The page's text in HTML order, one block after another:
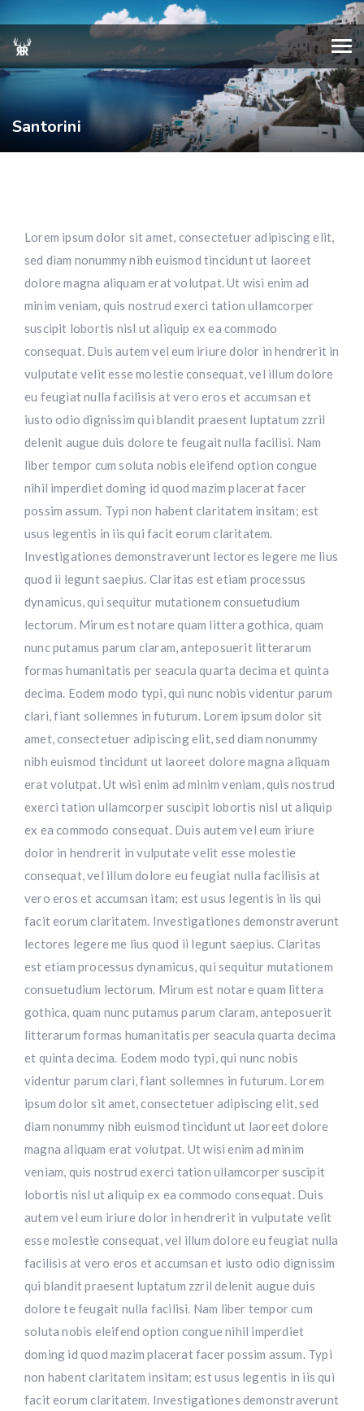
Santorini
Lorem ipsum dolor sit amet, consectetuer adipiscing elit,
sed diam nonummy nibh euismod tincidunt ut laoreet
dolore magna aliquam erat volutpat. Ut wisi enim ad
minim veniam, quis nostrud exerci tation ullamcorper
suscipit lobortis nisl ut aliquip ex ea commodo
consequat. Duis autem vel eum iriure dolor in hendrerit in
vulputate velit esse molestie consequat, vel illum dolore
eu feugiat nulla facilisis at vero eros et accumsan et
iusto odio dignissim qui blandit praesent luptatum zzril
delenit augue duis dolore te feugait nulla facilisi. Nam
liber tempor cum soluta nobis eleifend option congue
nihil imperdiet doming id quod mazim placerat facer
possim assum. Typi non habent claritatem insitam; est
usus legentis in iis qui facit eorum claritatem.
Investigationes demonstraverunt lectores legere me lius
quod ii legunt saepius. Claritas est etiam processus
dynamicus, qui sequitur mutationem consuetudium
lectorum. Mirum est notare quam littera gothica, quam
nunc putamus parum claram, anteposuerit litterarum
formas humanitatis per seacula quarta decima et quinta
decima. Eodem modo typi, qui nunc nobis videntur parum
clari, fiant sollemnes in futurum. Lorem ipsum dolor sit
amet, consectetuer adipiscing elit, sed diam nonummy
nibh euismod tincidunt ut laoreet dolore magna aliquam
erat volutpat. Ut wisi enim ad minim veniam, quis nostrud
exerci tation ullamcorper suscipit lobortis nisl ut aliquip
ex ea commodo consequat. Duis autem vel eum iriure
dolor in hendrerit in vulputate velit esse molestie
consequat, vel illum dolore eu feugiat nulla facilisis at
vero eros et accumsan itam; est usus legentis in iis qui
facit eorum claritatem. Investigationes demonstraverunt
lectores legere me lius quod ii legunt saepius. Claritas
est etiam processus dynamicus, qui sequitur mutationem
consuetudium lectorum. Mirum est notare quam littera
gothica, quam nunc putamus parum claram, anteposuerit
litterarum formas humanitatis per seacula quarta decima
et quinta decima. Eodem modo typi, qui nunc nobis
videntur parum clari, fiant sollemnes in futurum. Lorem
ipsum dolor sit amet, consectetuer adipiscing elit, sed
diam nonummy nibh euismod tincidunt ut laoreet dolore
magna aliquam erat volutpat. Ut wisi enim ad minim
veniam, quis nostrud exerci tation ullamcorper suscipit
lobortis nisl ut aliquip ex ea commodo consequat. Duis
autem vel eum iriure dolor in hendrerit in vulputate velit
esse molestie consequat, vel illum dolore eu feugiat nulla
facilisis at vero eros et accumsan et iusto odio dignissim
qui blandit praesent luptatum zzril delenit augue duis
dolore te feugait nulla facilisi. Nam liber tempor cum
soluta nobis eleifend option congue nihil imperdiet
doming id quod mazim placerat facer possim assum. Typi
non habent claritatem insitam; est usus legentis in iis qui
facit eorum claritatem. Investigationes demonstraverunt